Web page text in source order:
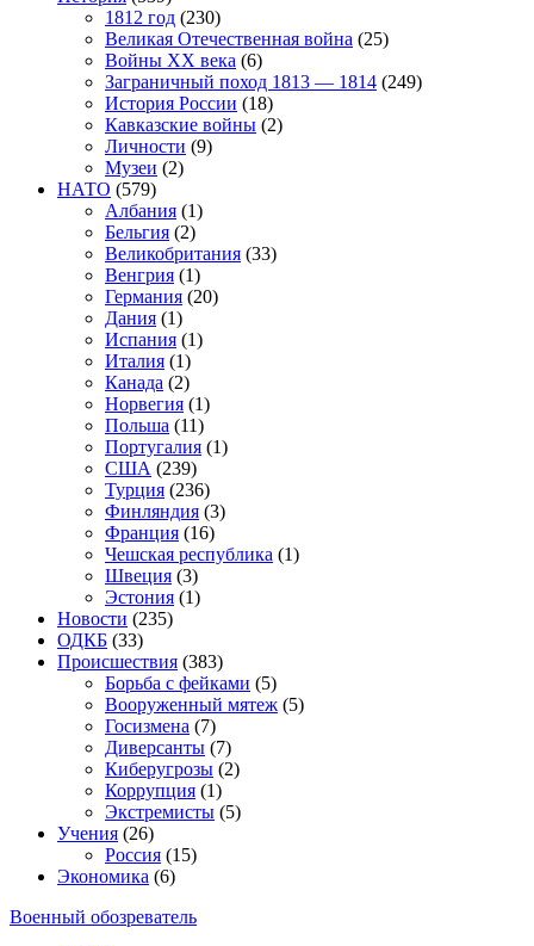
1812 год (230)
Великая Отечественная война (25)
Войны XX века (6)
Заграничный поход 1813 — 1814 (249)
История России (18)
Кавказские войны (2)
Личности (9)
Музеи (2)
НАТО (579)
Албания (1)
Бельгия (2)
Великобритания (33)
Венгрия (1)
Германия (20)
Дания (1)
Испания (1)
Италия (1)
Канада (2)
Норвегия (1)
Польша (11)
Португалия (1)
США (239)
Турция (236)
Финляндия (3)
Франция (16)
Чешская республика (1)
Швеция (3)
Эстония (1)
Новости (235)
ОДКБ (33)
Происшествия (383)
Борьба с фейками (5)
Вооруженный мятеж (5)
Госизмена (7)
Диверсанты (7)
Киберугрозы (2)
Коррупция (1)
Экстремисты (5)
Учения (26)
Россия (15)
Экономика (6)
Военный обозреватель